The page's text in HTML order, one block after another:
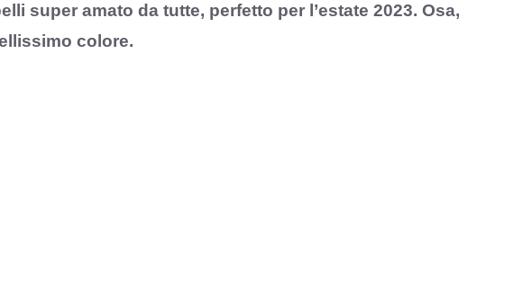
super amato da tutte, perfetto per l’estate 2023. Osa,
colore.